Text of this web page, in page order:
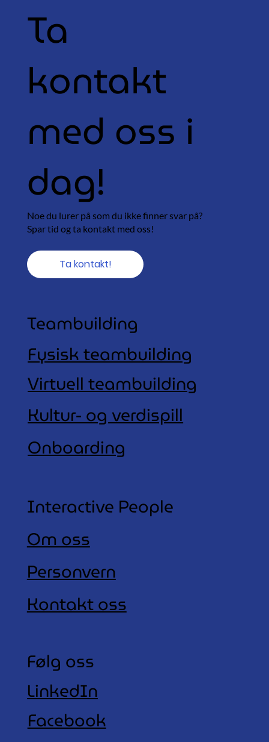
Ta
kontakt
med oss i
dag!
Noe du lurer på som du ikke finner svar på?
Spar tid og ta kontakt med oss!
Ta kontakt!
Teambuilding
Fysisk teambuilding
Virtuell teambuilding
Kultur- og verdispill
Onboarding
Interactive People
Om oss
Personvern
Kontakt oss
Følg oss
LinkedIn
Facebook